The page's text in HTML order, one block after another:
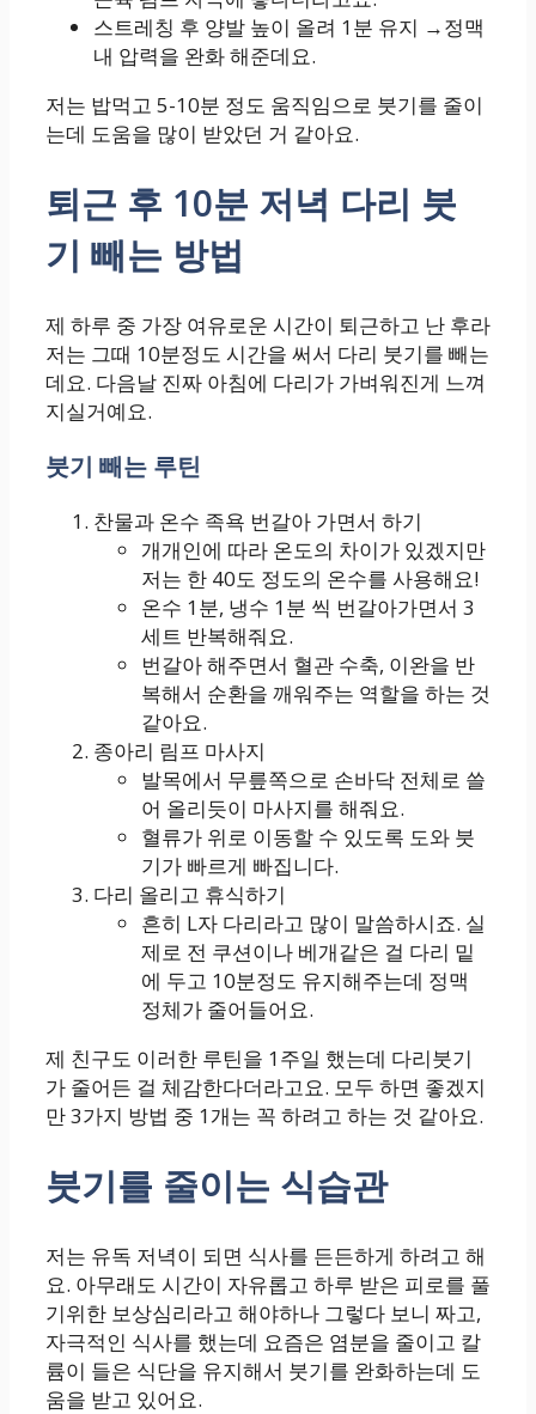
스트레칭 후 양발 높이 올려 1분 유지 →정맥
내 압력을 완화 해준데요.
저는 밥먹고 5-10분 정도 움직임으로 붓기를 줄이
는데 도움을 많이 받았던 거 같아요.
퇴근 후 10분 저녁 다리 붓
기 빼는 방법
제 하루 중 가장 여유로운 시간이 퇴근하고 난 후라
저는 그때 10분정도 시간을 써서 다리 붓기를 빼는
데요. 다음날 진짜 아침에 다리가 가벼워진게 느껴
지실거예요.
붓기 빼는 루틴
찬물과 온수 족욕 번갈아 가면서 하기
개개인에 따라 온도의 차이가 있겠지만
저는 한 40도 정도의 온수를 사용해요!
온수 1분, 냉수 1분 씩 번갈아가면서 3
세트 반복해줘요.
번갈아 해주면서 혈관 수축, 이완을 반
복해서 순환을 깨워주는 역할을 하는 것
같아요.
종아리 림프 마사지
발목에서 무릎쪽으로 손바닥 전체로 쓸
어 올리듯이 마사지를 해줘요.
혈류가 위로 이동할 수 있도록 도와 붓
기가 빠르게 빠집니다.
다리 올리고 휴식하기
흔히 L자 다리라고 많이 말씀하시죠. 실
제로 전 쿠션이나 베개같은 걸 다리 밑
에 두고 10분정도 유지해주는데 정맥
정체가 줄어들어요.
제 친구도 이러한 루틴을 1주일 했는데 다리붓기
가 줄어든 걸 체감한다더라고요. 모두 하면 좋겠지
만 3가지 방법 중 1개는 꼭 하려고 하는 것 같아요.
붓기를 줄이는 식습관
저는 유독 저녁이 되면 식사를 든든하게 하려고 해
요. 아무래도 시간이 자유롭고 하루 받은 피로를 풀
기위한 보상심리라고 해야하나 그렇다 보니 짜고,
자극적인 식사를 했는데 요즘은 염분을 줄이고 칼
륨이 들은 식단을 유지해서 붓기를 완화하는데 도
움을 받고 있어요.